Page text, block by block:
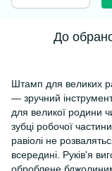
До
Штамп для великих
— зручний інструмент
для великої родини
зубці робочої
равіолі не
всередині. Руків'я